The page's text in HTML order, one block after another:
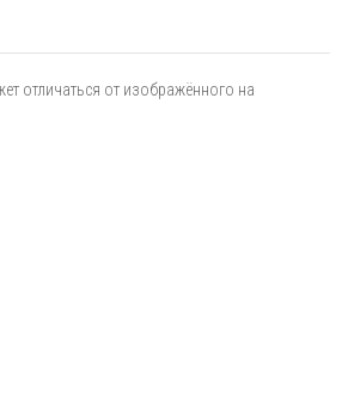
отличаться от изображённого на